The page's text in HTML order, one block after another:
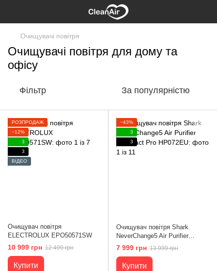
Очищувачі повітря
Очищувачі повітря для дому та
офісу
Фільтр За популярністю
РОЗПРОДАЖ
−12%
3
3
ВІДЕО
Очищувач повітря
ELECTROLUX EPO50571SW
10 999 грн 12 499 грн
Купити
−43%
3
3
Очищувач повітря Shark
NeverChange5 Air Purifier
Compact Pro HP072EU
7 999 грн 13 999 грн
Купити